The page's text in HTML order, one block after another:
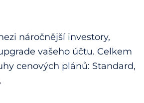
náročnější investory,
vašeho účtu. Celkem
cenových plánů: Standard,